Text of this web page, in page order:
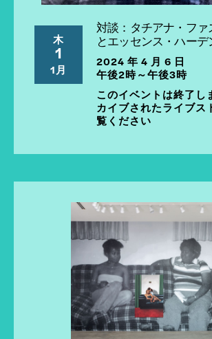
木
1
1月
対談：タチアナ・フ
とエッセンス・ハーデ
2024 年 4 月 6 日
午後2時～午後3時
このイベントは終了し
カイブされたライブス
覧ください